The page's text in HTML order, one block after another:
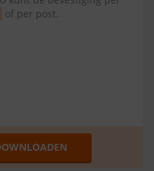
of per post.